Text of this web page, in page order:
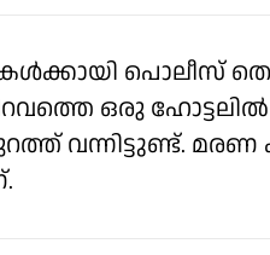
പൊലീസ്
ഒരു ഹോട്ടലിൽ
വന്നിട്ടുണ്ട്.